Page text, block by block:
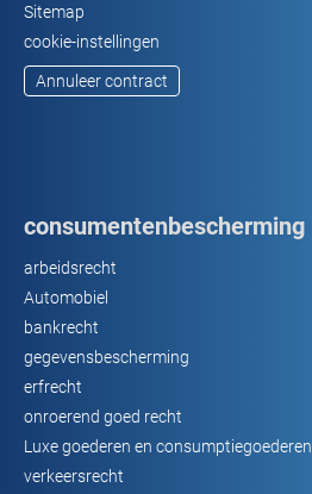
Sitemap
cookie-instellingen
Annuleer contract
consumentenbescherming
arbeidsrecht
Automobiel
bankrecht
gegevensbescherming
erfrecht
onroerend goed recht
Luxe goederen en consumptiegoederen
verkeersrecht